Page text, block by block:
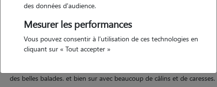
Expérience
je me suis déjà occupée de bébés chats, chats. je leur donner à
des belles balades. et bien sur avec beaucoup de câlins et de caresses.
des données d'audience.
Mesurer les performances
Vous pouvez consentir à l'utilisation de ces technologies en
cliquant sur « Tout accepter »